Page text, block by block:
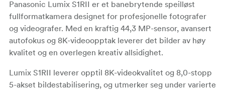
Panasonic Lumix S1RII er et banebrytende speilløst
fullformatkamera designet for profesjonelle fotografer
og videografer. Med en kraftig 44,3 MP-sensor, avansert
autofokus og 8K-videoopptak leverer det bilder av høy
kvalitet og en overlegen kreativ allsidighet.
Lumix S1RII leverer opptil 8K-videokvalitet og 8,0-stopp
5-akset bildestabilisering, og utmerker seg under varierte